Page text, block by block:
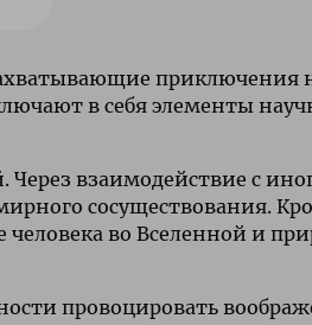
приключения
в себя элементы
Через взаимодействие с
сосуществования.
во Вселенной и
провоцировать